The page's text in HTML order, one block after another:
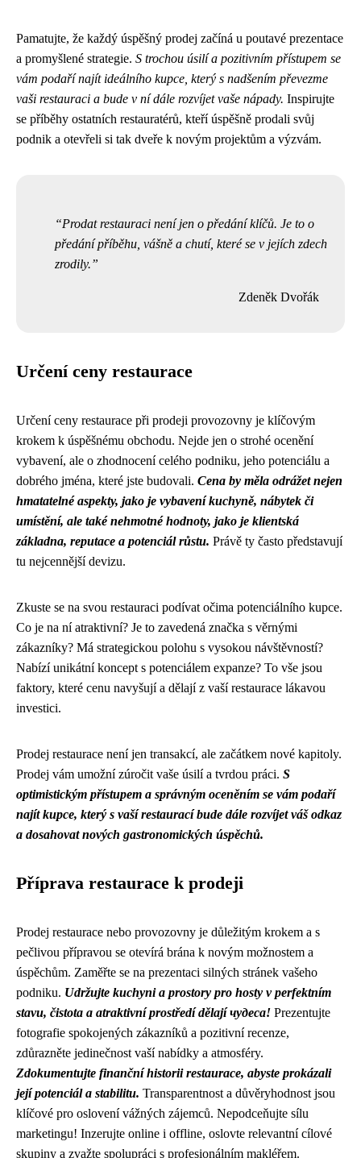
Pamatujte, že každý úspěšný prodej začíná u poutavé prezentace
a promyšlené strategie. S trochou úsilí a pozitivním přístupem se
vám podaří najít ideálního kupce, který s nadšením převezme
vaši restauraci a bude v ní dále rozvíjet vaše nápady. Inspirujte
se příběhy ostatních restauratérů, kteří úspěšně prodali svůj
podnik a otevřeli si tak dveře k novým projektům a výzvám.
Prodat restauraci není jen o předání klíčů. Je to o
předání příběhu, vášně a chutí, které se v jejích zdech
zrodily.
Zdeněk Dvořák
Určení ceny restaurace
Určení ceny restaurace při prodeji provozovny je klíčovým
krokem k úspěšnému obchodu. Nejde jen o strohé ocenění
vybavení, ale o zhodnocení celého podniku, jeho potenciálu a
dobrého jména, které jste budovali. Cena by měla odrážet nejen
hmatatelné aspekty, jako je vybavení kuchyně, nábytek či
umístění, ale také nehmotné hodnoty, jako je klientská
základna, reputace a potenciál růstu. Právě ty často představují
tu nejcennější devizu.
Zkuste se na svou restauraci podívat očima potenciálního kupce.
Co je na ní atraktivní? Je to zavedená značka s věrnými
zákazníky? Má strategickou polohu s vysokou návštěvností?
Nabízí unikátní koncept s potenciálem expanze? To vše jsou
faktory, které cenu navyšují a dělají z vaší restaurace lákavou
investici.
Prodej restaurace není jen transakcí, ale začátkem nové kapitoly.
Prodej vám umožní zúročit vaše úsilí a tvrdou práci. S
optimistickým přístupem a správným oceněním se vám podaří
najít kupce, který s vaší restaurací bude dále rozvíjet váš odkaz
a dosahovat nových gastronomických úspěchů.
Příprava restaurace k prodeji
Prodej restaurace nebo provozovny je důležitým krokem a s
pečlivou přípravou se otevírá brána k novým možnostem a
úspěchům. Zaměřte se na prezentaci silných stránek vašeho
podniku. Udržujte kuchyni a prostory pro hosty v perfektním
stavu, čistota a atraktivní prostředí dělají чудеса! Prezentujte
fotografie spokojených zákazníků a pozitivní recenze,
zdůrazněte jedinečnost vaší nabídky a atmosféry.
Zdokumentujte finanční historii restaurace, abyste prokázali
její potenciál a stabilitu. Transparentnost a důvěryhodnost jsou
klíčové pro oslovení vážných zájemců. Nepodceňujte sílu
marketingu! Inzerujte online i offline, oslovte relevantní cílové
skupiny a zvažte spolupráci s profesionálním makléřem.